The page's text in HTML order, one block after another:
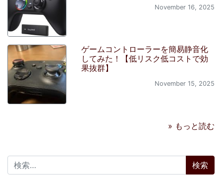
November 16, 2025
ゲームコントローラーを簡易静音化
してみた！【低リスク低コストで効
果抜群】
November 15, 2025
» もっと読む
検索: